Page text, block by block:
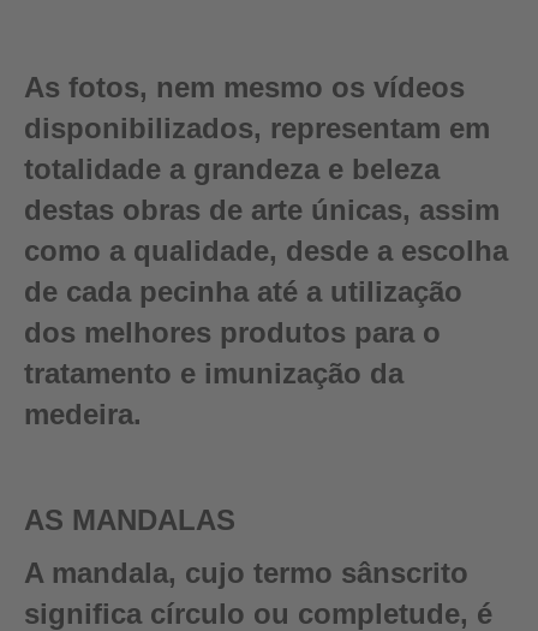
As fotos, nem mesmo os vídeos
disponibilizados, representam em
totalidade a grandeza e beleza
destas obras de arte únicas, assim
como a qualidade, desde a escolha
de cada pecinha até a utilização
dos melhores produtos para o
tratamento e imunização da
medeira.
AS MANDALAS
A mandala, cujo termo sânscrito
significa círculo ou completude, é